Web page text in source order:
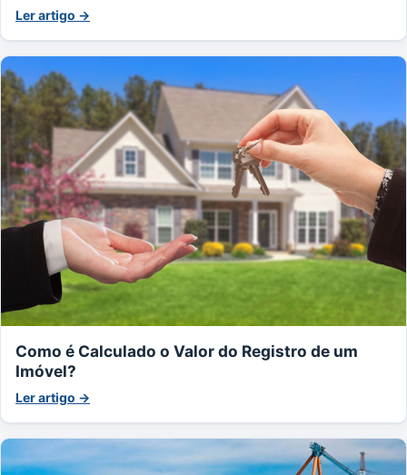
Ler artigo →
Como é Calculado o Valor do Registro de um
Imóvel?
Ler artigo →